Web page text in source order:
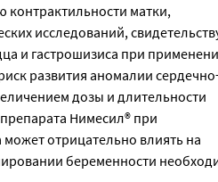
контрактильности матки,
исследований,
и гастрошизиса при
развития аномалии
дозы и длительности
Нимесил® при
отрицательно влиять на
беременности